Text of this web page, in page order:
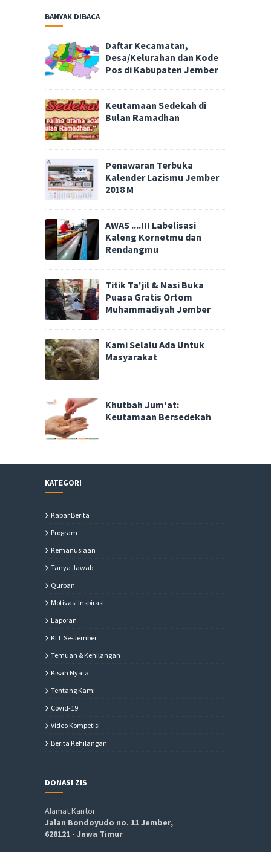
BANYAK DIBACA
Daftar Kecamatan,
Desa/Kelurahan dan Kode
Pos di Kabupaten Jember
Keutamaan Sedekah di
Bulan Ramadhan
Penawaran Terbuka
Kalender Lazismu Jember
2018 M
AWAS ....!!! Labelisasi
Kaleng Kornetmu dan
Rendangmu
Titik Ta'jil & Nasi Buka
Puasa Gratis Ortom
Muhammadiyah Jember
Kami Selalu Ada Untuk
Masyarakat
Khutbah Jum'at:
Keutamaan Bersedekah
KATEGORI
Kabar Berita
Program
Kemanusiaan
Tanya Jawab
Qurban
Motivasi Inspirasi
Laporan
KLL Se-Jember
Temuan & Kehilangan
Kisah Nyata
Tentang Kami
Covid-19
Video Kompetisi
Berita Kehilangan
DONASI ZIS
Alamat Kantor
Jalan Bondoyudo no. 11 Jember,
628121 - Jawa Timur